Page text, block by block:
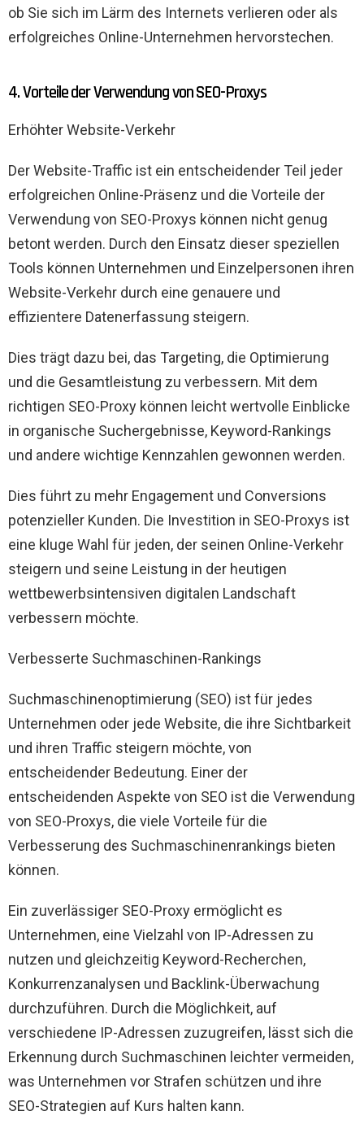
ob Sie sich im Lärm des Internets verlieren oder als
erfolgreiches Online-Unternehmen hervorstechen.
4. Vorteile der Verwendung von SEO-Proxys
Erhöhter Website-Verkehr
Der Website-Traffic ist ein entscheidender Teil jeder
erfolgreichen Online-Präsenz und die Vorteile der
Verwendung von SEO-Proxys können nicht genug
betont werden. Durch den Einsatz dieser speziellen
Tools können Unternehmen und Einzelpersonen ihren
Website-Verkehr durch eine genauere und
effizientere Datenerfassung steigern.
Dies trägt dazu bei, das Targeting, die Optimierung
und die Gesamtleistung zu verbessern. Mit dem
richtigen SEO-Proxy können leicht wertvolle Einblicke
in organische Suchergebnisse, Keyword-Rankings
und andere wichtige Kennzahlen gewonnen werden.
Dies führt zu mehr Engagement und Conversions
potenzieller Kunden. Die Investition in SEO-Proxys ist
eine kluge Wahl für jeden, der seinen Online-Verkehr
steigern und seine Leistung in der heutigen
wettbewerbsintensiven digitalen Landschaft
verbessern möchte.
Verbesserte Suchmaschinen-Rankings
Suchmaschinenoptimierung (SEO) ist für jedes
Unternehmen oder jede Website, die ihre Sichtbarkeit
und ihren Traffic steigern möchte, von
entscheidender Bedeutung. Einer der
entscheidenden Aspekte von SEO ist die Verwendung
von SEO-Proxys, die viele Vorteile für die
Verbesserung des Suchmaschinenrankings bieten
können.
Ein zuverlässiger SEO-Proxy ermöglicht es
Unternehmen, eine Vielzahl von IP-Adressen zu
nutzen und gleichzeitig Keyword-Recherchen,
Konkurrenzanalysen und Backlink-Überwachung
durchzuführen. Durch die Möglichkeit, auf
verschiedene IP-Adressen zuzugreifen, lässt sich die
Erkennung durch Suchmaschinen leichter vermeiden,
was Unternehmen vor Strafen schützen und ihre
SEO-Strategien auf Kurs halten kann.